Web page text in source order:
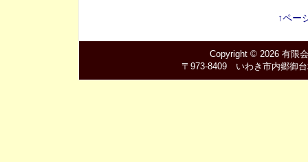
↑ペー
Copyright © 2026 有限
〒973-8409 いわき市内郷御